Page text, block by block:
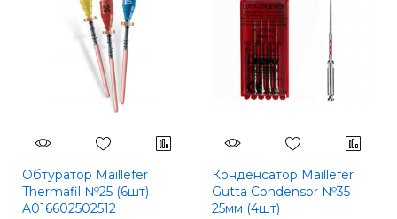
Обтуратор Maillefer
Thermafil №25 (6шт)
A016602502512
Конденсатор Maillefer
Gutta Condensor №35
25мм (4шт)